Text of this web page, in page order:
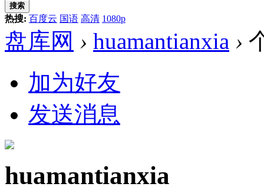
搜索
热搜: 百度云 国语 高清 1080p
盘库网 › huamantianxia ›
加为好友
发送消息
huamantianxia